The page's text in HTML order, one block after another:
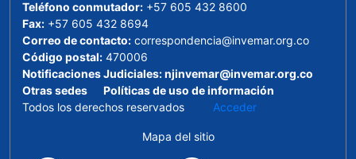
Teléfono conmutador: +57 605 432 8600
Fax: +57 605 432 8694
Correo de contacto: correspondencia@invemar.org.co
Código postal: 470006
Notificaciones Judiciales:njinvemar@invemar.org.co
Otras sedes
Políticas de uso de información
Todos los derechos reservados Acceder
Mapa del sitio